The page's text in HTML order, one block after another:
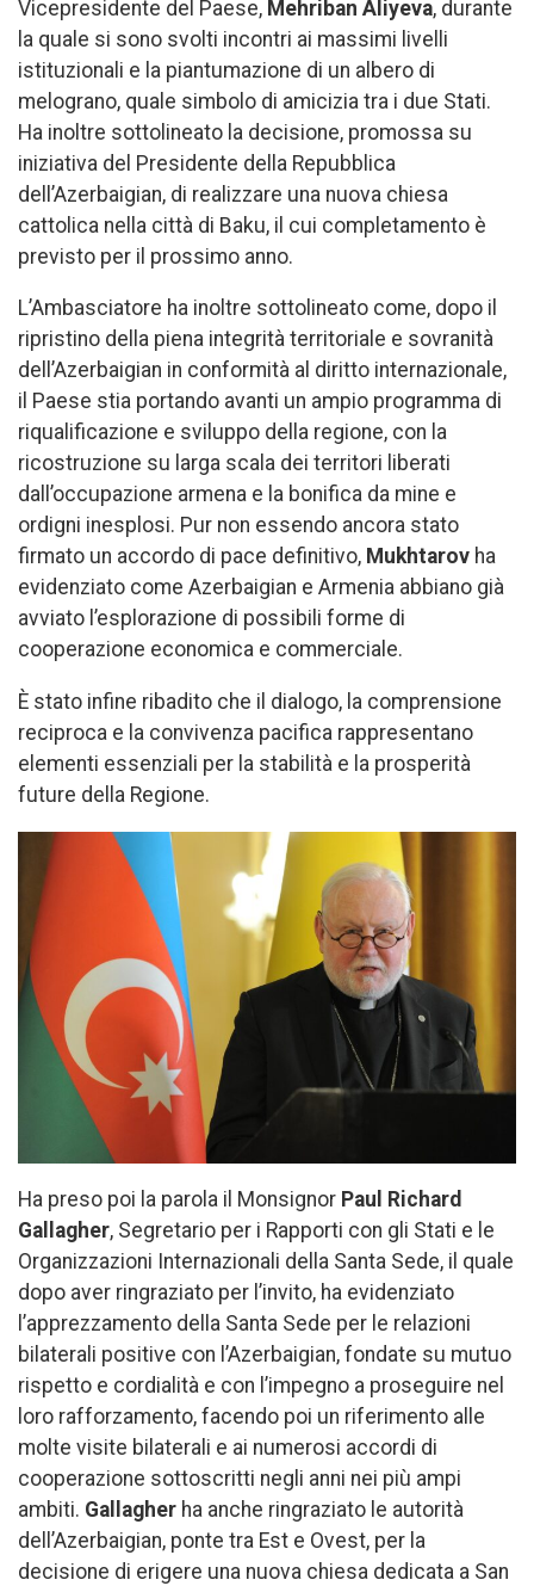
Vicepresidente del Paese, Mehriban Aliyeva, durante
la quale si sono svolti incontri ai massimi livelli
istituzionali e la piantumazione di un albero di
melograno, quale simbolo di amicizia tra i due Stati.
Ha inoltre sottolineato la decisione, promossa su
iniziativa del Presidente della Repubblica
dell’Azerbaigian, di realizzare una nuova chiesa
cattolica nella città di Baku, il cui completamento è
previsto per il prossimo anno.
L’Ambasciatore ha inoltre sottolineato come, dopo il
ripristino della piena integrità territoriale e sovranità
dell’Azerbaigian in conformità al diritto internazionale,
il Paese stia portando avanti un ampio programma di
riqualificazione e sviluppo della regione, con la
ricostruzione su larga scala dei territori liberati
dall’occupazione armena e la bonifica da mine e
ordigni inesplosi. Pur non essendo ancora stato
firmato un accordo di pace definitivo, Mukhtarov ha
evidenziato come Azerbaigian e Armenia abbiano già
avviato l’esplorazione di possibili forme di
cooperazione economica e commerciale.
È stato infine ribadito che il dialogo, la comprensione
reciproca e la convivenza pacifica rappresentano
elementi essenziali per la stabilità e la prosperità
future della Regione.
Ha preso poi la parola il Monsignor Paul Richard
Gallagher, Segretario per i Rapporti con gli Stati e le
Organizzazioni Internazionali della Santa Sede, il quale
dopo aver ringraziato per l’invito, ha evidenziato
l’apprezzamento della Santa Sede per le relazioni
bilaterali positive con l’Azerbaigian, fondate su mutuo
rispetto e cordialità e con l’impegno a proseguire nel
loro rafforzamento, facendo poi un riferimento alle
molte visite bilaterali e ai numerosi accordi di
cooperazione sottoscritti negli anni nei più ampi
ambiti. Gallagher ha anche ringraziato le autorità
dell’Azerbaigian, ponte tra Est e Ovest, per la
decisione di erigere una nuova chiesa dedicata a San